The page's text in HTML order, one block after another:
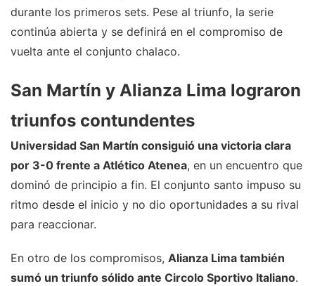
durante los primeros sets. Pese al triunfo, la serie
continúa abierta y se definirá en el compromiso de
vuelta ante el conjunto chalaco.
San Martín y Alianza Lima lograron
triunfos contundentes
Universidad San Martín consiguió una victoria clara
por 3-0 frente a Atlético Atenea, en un encuentro que
dominó de principio a fin. El conjunto santo impuso su
ritmo desde el inicio y no dio oportunidades a su rival
para reaccionar.
En otro de los compromisos, Alianza Lima también
sumó un triunfo sólido ante Circolo Sportivo Italiano.